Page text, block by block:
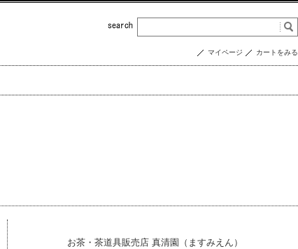
マイページ カートをみる
お茶・茶道具販売店 真清園（ますみえん）